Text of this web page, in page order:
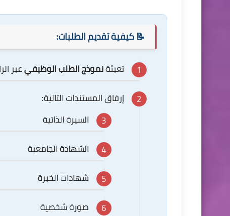
📝 كيفية تقديم الطلبات:
تعبئةنموذج الطلب الوظيفيعبر
إرفاق المستندات التالية:
السيرة الذاتية
الشهادة الجامعية
شهادات الخبرة
صورة شخصية